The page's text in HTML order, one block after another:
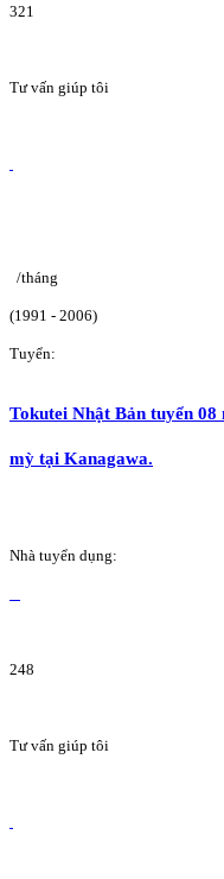
321
Tư vấn giúp tôi
/tháng
(1991 - 2006)
Tuyển:
Tokutei Nhật Bản tuyển
mỳ tại Kanagawa.
Nhà tuyển dụng:
248
Tư vấn giúp tôi